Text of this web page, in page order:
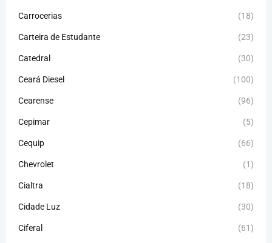
Carrocerias (18)
Carteira de Estudante (23)
Catedral (30)
Ceará Diesel (100)
Cearense (96)
Cepimar (5)
Cequip (66)
Chevrolet (1)
Cialtra (18)
Cidade Luz (30)
Ciferal (61)